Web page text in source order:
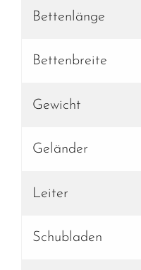
Bettenlänge
Bettenbreite
Gewicht
Geländer
Leiter
Schubladen